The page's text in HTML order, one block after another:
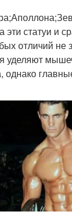
эти статуи и
отличий не
уделяют
однако